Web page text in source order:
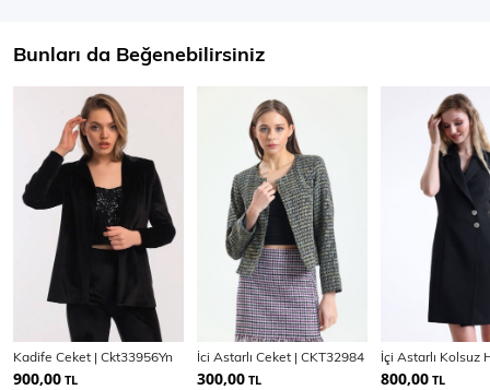
Bunları da Beğenebilirsiniz
Kadife Ceket | Ckt33956Yn
900,00 TL
İci Astarlı Ceket | CKT32984
300,00 TL 800,00 TL